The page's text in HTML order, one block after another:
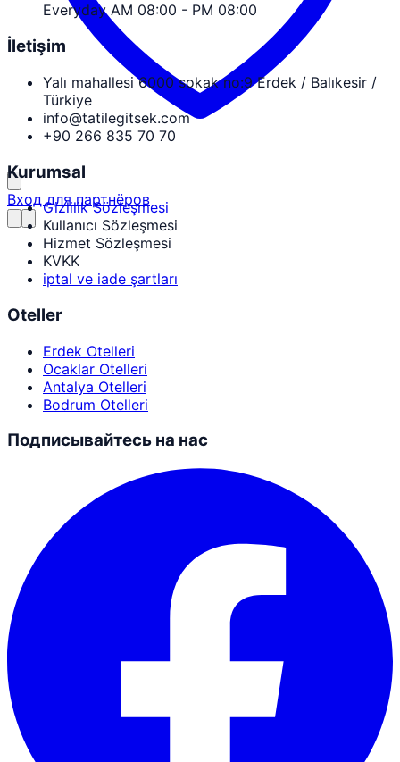
Вход для партнёров
Everyday AM 08:00 - PM 08:00
İletişim
Yalı mahallesi 6000 sokak no:9 Erdek / Balıkesir /
Türkiye
info@tatilegitsek.com
+90 266 835 70 70
Kurumsal
Gizlilik Sözleşmesi
Kullanıcı Sözleşmesi
Hizmet Sözleşmesi
KVKK
iptal ve iade şartları
Oteller
Erdek Otelleri
Ocaklar Otelleri
Antalya Otelleri
Bodrum Otelleri
Подписывайтесь на нас